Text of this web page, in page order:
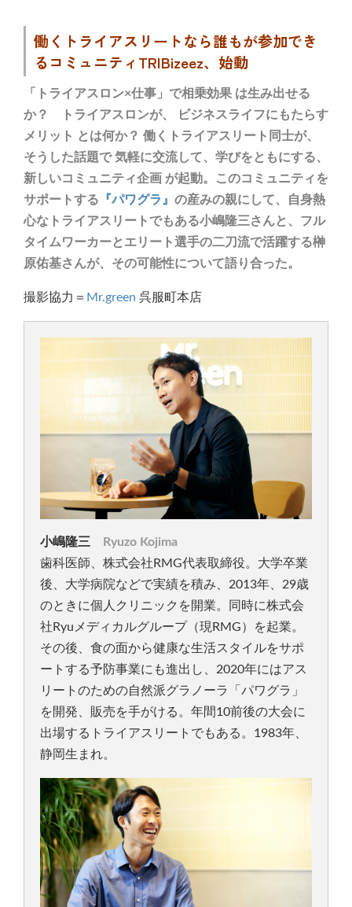
働くトライアスリートなら誰もが参加でき
るコミュニティTRIBizeez、始動
「トライアスロン×仕事」で相乗効果 は生み出せる
か？ トライアスロンが、 ビジネスライフにもたらす
メリット とは何か？ 働くトライアスリート同士が、
そうした話題で 気軽に交流して、学びをともにする、
新しいコミュニティ企画 が起動。このコミュニティを
サポートする 『パワグラ』 の産みの親にして、自身熱
心なトライアスリートでもある小嶋隆三さんと、フル
タイムワーカーとエリート選手の二刀流で活躍する榊
原佑基さんが、その可能性について語り合った。
撮影協力＝ Mr.green 呉服町本店
小嶋隆三
Ryuzo Kojima
歯科医師、株式会社RMG代表取締役。大学卒業
後、大学病院などで実績を積み、2013年、29歳
のときに個人クリニックを開業。同時に株式会
社Ryuメディカルグループ（現RMG）を起業。
その後、食の面から健康な生活スタイルをサポ
ートする予防事業にも進出し、2020年にはアス
リートのための自然派グラノーラ「パワグラ」
を開発、販売を手がける。年間10前後の大会に
出場するトライアスリートでもある。1983年、
静岡生まれ。